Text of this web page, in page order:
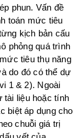
phun. Vấn đề
toán mức tiêu
kịch bản cấu
phỏng quá trình
tiêu thụ năng
do đó có thể dự
1 & 2). Ngoài
tài liệu hoặc tính
biệt áp dụng cho
chuỗi giá trị